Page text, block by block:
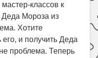
классов к
Деда Мороза из
Хотите
его, и получить Деда
проблема. Теперь